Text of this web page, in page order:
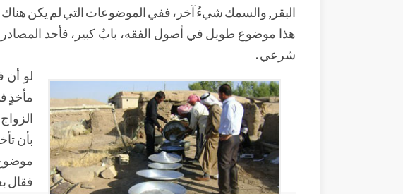
البقر, والسمك شيءٌ آخر، ففي الموضوعات التي لم يكن
هذا موضوع طويل في أصول الفقه، بابٌ كبير، فأحد
شرعي .
لو
مأخذٍ
بأن
فقال